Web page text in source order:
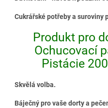
Cukrářské potřeby a suroviny
Produkt pro
Ochucovací
Pistácie
Skvělá volba.
Báječný pro vaše dorty a